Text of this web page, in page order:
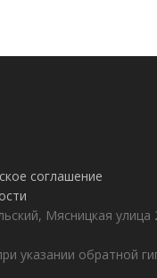
соглашение
Мясницкая
указании обратной